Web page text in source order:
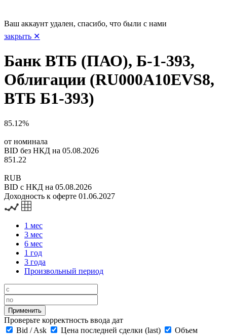
Ваш аккаунт удален, спасибо, что были с нами
закрыть ✕
Банк ВТБ (ПАО), Б-1-393,
Облигации (RU000A10EVS8,
ВТБ Б1-393)
85.12%
от номинала
BID без НКД на 05.08.2026
851.22
RUB
BID с НКД на 05.08.2026
Доходность к оферте 01.06.2027
1 мес
3 мес
6 мес
1 год
3 года
Произвольный период
Проверьте корректность ввода дат
Bid /Ask Цена последней сделки (last)
Объем